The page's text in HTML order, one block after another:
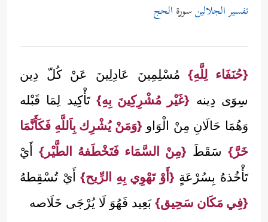
تفسير الجلالينسورة الحج
{حُنَفَاء لِلَّهِ}مُسْلِمِينَ عَادِلِينَ عَنْ كُلّ دِين
سِوَى دِينه {غَيْر مُشْرِكِينَ بِهِ} تَأْكِيد لِمَا قَبْله
وَهُمَا حَالَانِ مِنْ الْوَاو {وَمَنْ يُشْرِك بِاَللَّهِ فَكَأَنَّمَا
خَرَّ} سَقَطَ {مِنْ السَّمَاء فَتَخْطَفهُ الطَّيْر} أَيْ
تَأْخُذهُ بِسُرْعَةٍ {أَوْ تَهْوِي بِهِ الرِّيح}أَيْ تُسْقِطهُ
{فِي مَكَان سَحِيق} بَعِيد فَهُوَ لَا يُرْجَى خَلَاصه